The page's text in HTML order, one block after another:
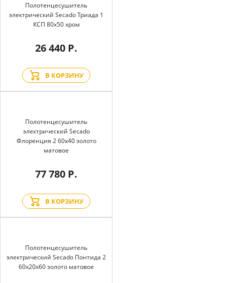
Полотенцесушитель
электрический Secado Триада 1
КСП 80x50 хром
26 440 Р.
В КОРЗИНУ
Полотенцесушитель
электрический Secado
Флоренция 2 60x40 золото
матовое
77 780 Р.
В КОРЗИНУ
Полотенцесушитель
электрический Secado Понтида 2
60x20x60 золото матовое